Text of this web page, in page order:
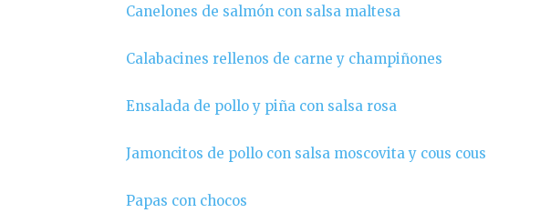
Canelones de salmón con salsa maltesa
Calabacines rellenos de carne y champiñones
Ensalada de pollo y piña con salsa rosa
Jamoncitos de pollo con salsa moscovita y cous cous
Papas con chocos